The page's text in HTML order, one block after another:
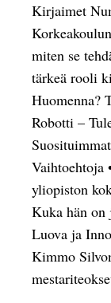
Kirjaimet
miten se
tärkeä rooli
Huomenna?
Robotti –
Vaihtoehtoja
yliopiston
Kuka hän on
Luova ja
Kimmo